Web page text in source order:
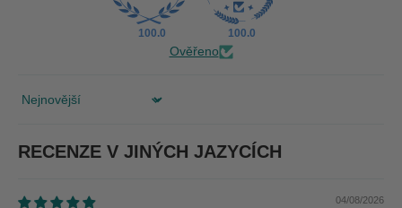
100.0 100.0
Ověřeno
Sort by
RECENZE V JINÝCH JAZYCÍCH
04/08/2026